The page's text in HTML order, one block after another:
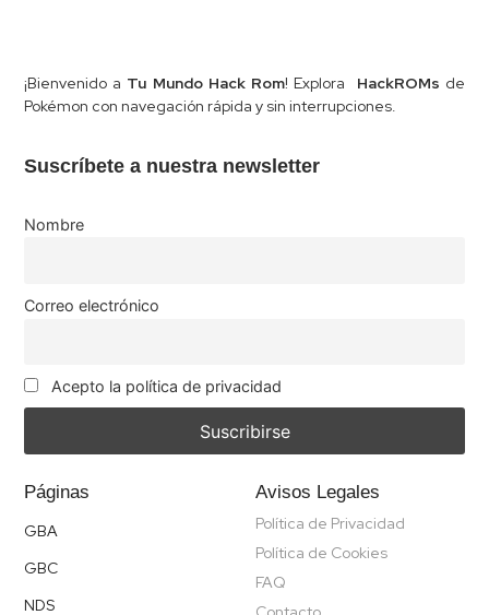
¡Bienvenido a Tu Mundo Hack Rom! Explora HackROMs de
Pokémon con navegación rápida y sin interrupciones.
Suscríbete a nuestra newsletter
Nombre
Correo electrónico
Acepto la política de privacidad
Páginas
GBA
GBC
NDS
Avisos Legales
Política de Privacidad
Política de Cookies
FAQ